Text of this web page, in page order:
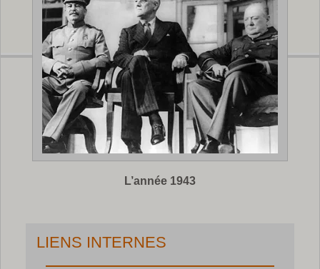
L’année 1943
LIENS INTERNES